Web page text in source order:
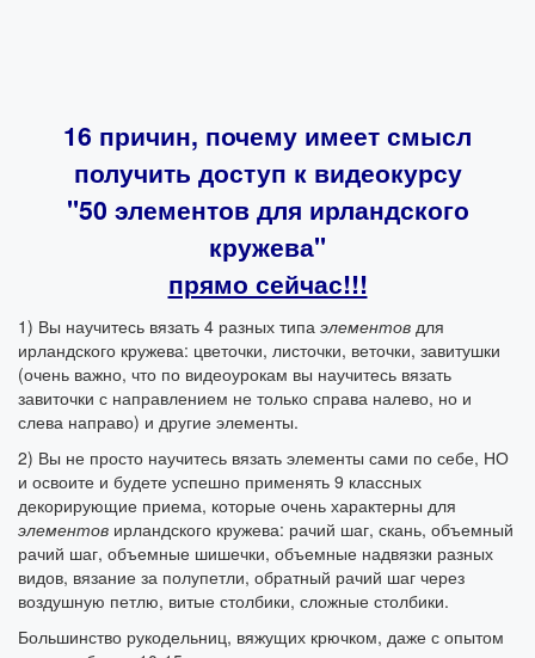
16 причин, почему имеет смысл
получить доступ к видеокурсу
"50 элементов для ирландского
кружева"
прямо сейчас!!!
1) Вы научитесь вязать 4 разных типа элементов для
ирландского кружева: цветочки, листочки, веточки, завитушки
(очень важно, что по видеоурокам вы научитесь вязать
завиточки с направлением не только справа налево, но и
слева направо) и другие элементы.
2) Вы не просто научитесь вязать элементы сами по себе, НО
и освоите и будете успешно применять 9 классных
декорирующие приема, которые очень характерны для
элементов ирландского кружева: рачий шаг, скань, объемный
рачий шаг, объемные шишечки, объемные надвязки разных
видов, вязание за полупетли, обратный рачий шаг через
воздушную петлю, витые столбики, сложные столбики.
Большинство рукодельниц, вяжущих крючком, даже с опытом